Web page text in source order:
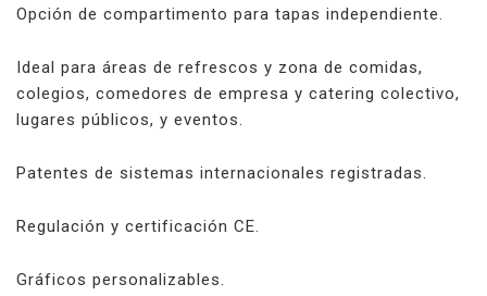
Opción de compartimento para tapas independiente.
Ideal para áreas de refrescos y zona de comidas,
colegios, comedores de empresa y catering colectivo,
lugares públicos, y eventos.
Patentes de sistemas internacionales registradas.
Regulación y certificación CE.
Gráficos personalizables.